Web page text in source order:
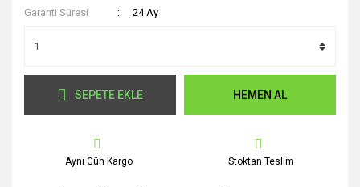
Garanti Süresi
24 Ay
SEPETE EKLE HEMEN AL
Aynı Gün Kargo Stoktan Teslim